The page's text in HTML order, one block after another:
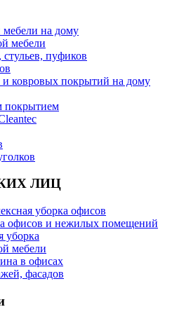
на дому
мебели
пуфиков
и ковровых покрытий на дому
покрытием
ЛИЦ
уборка офисов
офисов и нежилых помещений
уборка
мебели
в офисах
фасадов